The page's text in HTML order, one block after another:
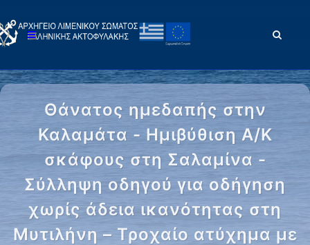
Θάνατος ημεδαπής στην
Καλαμάτα - Ημιβύθιση Α/Κ
σκάφους στη Σαλαμίνα -
Σύλληψη οδηγού για οδήγηση
χωρίς άδεια ικανότητας στη
Μυτιλήνη – Τροχαίο ατύχημα με